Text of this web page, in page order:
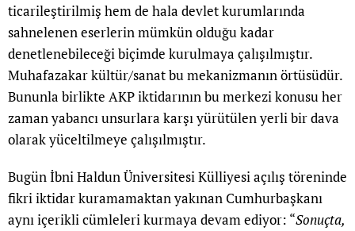
ticarileştirilmiş hem de hala devlet kurumlarında
sahnelenen eserlerin mümkün olduğu kadar
denetlenebileceği biçimde kurulmaya çalışılmıştır.
Muhafazakar kültür/sanat bu mekanizmanın örtüsüdür.
Bununla birlikte AKP iktidarının bu merkezi konusu her
zaman yabancı unsurlara karşı yürütülen yerli bir dava
olarak yüceltilmeye çalışılmıştır.
Bugün İbni Haldun Üniversitesi Külliyesi açılış töreninde
fikri iktidar kuramamaktan yakınan Cumhurbaşkanı
aynı içerikli cümleleri kurmaya devam ediyor: “Sonuçta,